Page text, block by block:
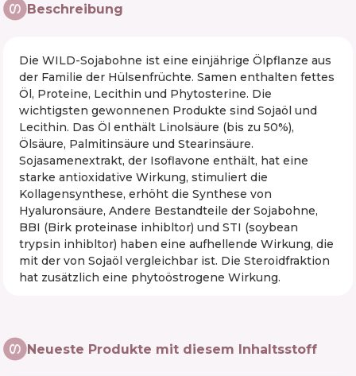
Beschreibung
Die WILD-Sojabohne ist eine einjährige Ölpflanze aus
der Familie der Hülsenfrüchte. Samen enthalten fettes
Öl, Proteine, Lecithin und Phytosterine. Die
wichtigsten gewonnenen Produkte sind Sojaöl und
Lecithin. Das Öl enthält Linolsäure (bis zu 50%),
Ölsäure, Palmitinsäure und Stearinsäure.
Sojasamenextrakt, der Isoflavone enthält, hat eine
starke antioxidative Wirkung, stimuliert die
Kollagensynthese, erhöht die Synthese von
Hyaluronsäure, Andere Bestandteile der Sojabohne,
BBI (Birk proteinase inhibltor) und STI (soybean
trypsin inhibltor) haben eine aufhellende Wirkung, die
mit der von Sojaöl vergleichbar ist. Die Steroidfraktion
hat zusätzlich eine phytoöstrogene Wirkung.
Neueste Produkte mit diesem Inhaltsstoff